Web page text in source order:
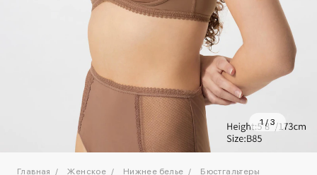
1/3
Главная Женское Нижнее белье Бюстгальтеры